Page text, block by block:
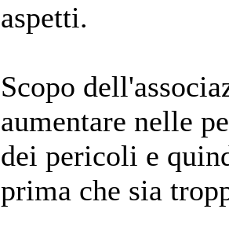
aspetti.
Scopo
aumentare nelle
dei pericoli e
prima che sia